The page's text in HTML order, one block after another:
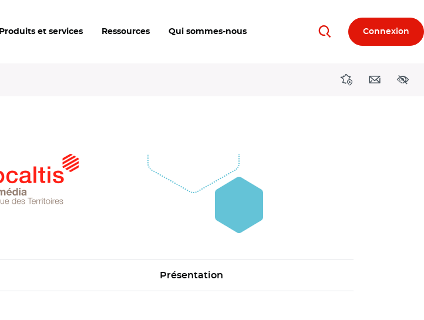
Produits et services Ressources Qui sommes-nous RechercherConnexion
DirectionsContact
Présentation